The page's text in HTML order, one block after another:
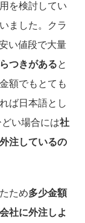
を検討してい
ました。クラ
い値段で大量
つきがあると
額でもとても
ば日本語とし
い場合には社
注しているの
ため多少金額
社に外注しよ